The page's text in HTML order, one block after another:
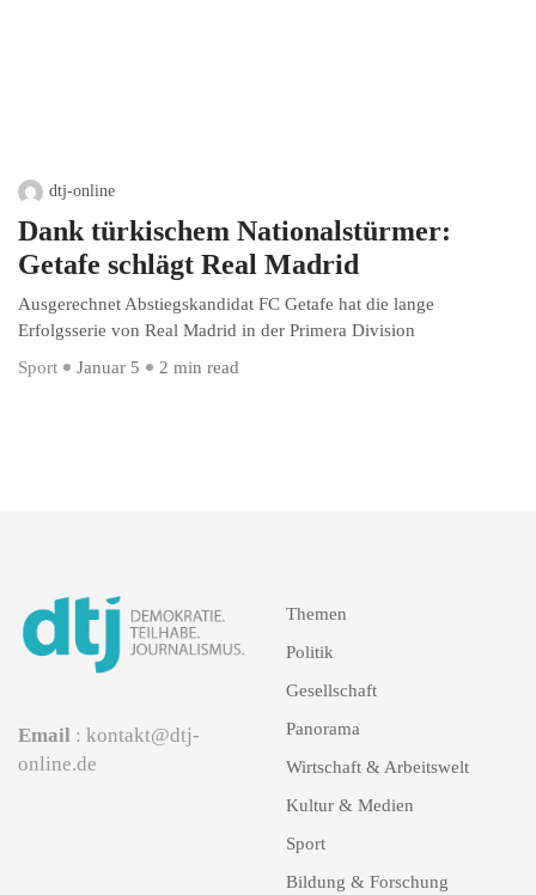
dtj-online
Dank türkischem Nationalstürmer:
Getafe schlägt Real Madrid
Ausgerechnet Abstiegskandidat FC Getafe hat die lange
Erfolgsserie von Real Madrid in der Primera Division
Sport
Januar 5 2 min read
Email : kontakt@dtj-
online.de
Themen
Politik
Gesellschaft
Panorama
Wirtschaft & Arbeitswelt
Kultur & Medien
Sport
Bildung & Forschung